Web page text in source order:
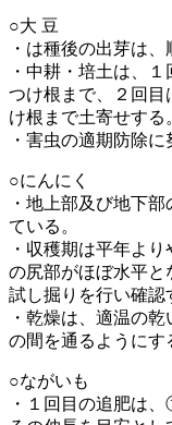
○大 豆
・は種後の出芽は、
・中耕・培土は、
つけ根まで、２回目
け根まで土寄せする
・害虫の適期防除
○にんにく
・地上部及び地下
ている。
・収穫期は平年よ
の尻部がほぼ水平と
試し掘りを行い確認
・乾燥は、適温の
の間を通るようにす
○ながいも
・１回目の追肥は